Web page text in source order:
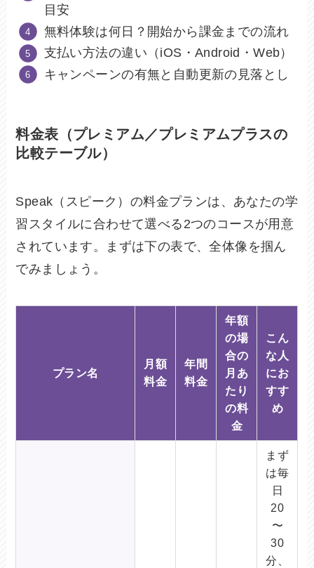
目安
無料体験は何日？開始から課金までの流れ
支払い方法の違い（iOS・Android・Web）
キャンペーンの有無と自動更新の見落とし
料金表（プレミアム／プレミアムプラスの
比較テーブル）
Speak（スピーク）の料金プランは、あなたの学
習スタイルに合わせて選べる2つのコースが用意
されています。まずは下の表で、全体像を掴ん
でみましょう。
プラン名
月額
料金
年間
料金
年額
の場
合の
月あ
たり
の料
金
こん
な人
にお
すす
め
まず
は毎
日
20
〜
30
分、